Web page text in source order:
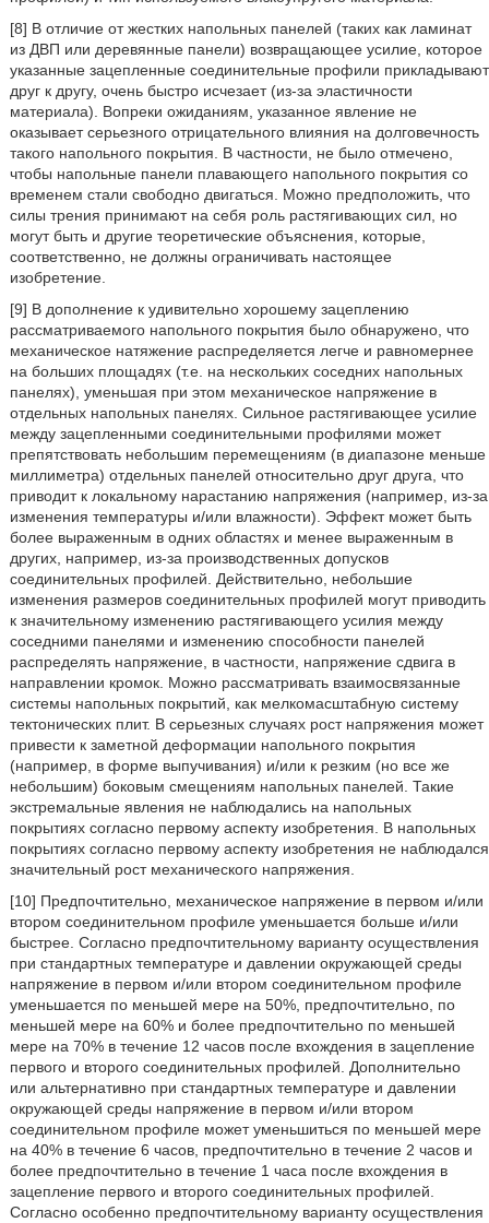
[8] В отличие от жестких напольных панелей (таких как ламинат
из ДВП или деревянные панели) возвращающее усилие, которое
указанные зацепленные соединительные профили прикладывают
друг к другу, очень быстро исчезает (из-за эластичности
материала). Вопреки ожиданиям, указанное явление не
оказывает серьезного отрицательного влияния на долговечность
такого напольного покрытия. В частности, не было отмечено,
чтобы напольные панели плавающего напольного покрытия со
временем стали свободно двигаться. Можно предположить, что
силы трения принимают на себя роль растягивающих сил, но
могут быть и другие теоретические объяснения, которые,
соответственно, не должны ограничивать настоящее
изобретение.
[9] В дополнение к удивительно хорошему зацеплению
рассматриваемого напольного покрытия было обнаружено, что
механическое натяжение распределяется легче и равномернее
на больших площадях (т.е. на нескольких соседних напольных
панелях), уменьшая при этом механическое напряжение в
отдельных напольных панелях. Сильное растягивающее усилие
между зацепленными соединительными профилями может
препятствовать небольшим перемещениям (в диапазоне меньше
миллиметра) отдельных панелей относительно друг друга, что
приводит к локальному нарастанию напряжения (например, из-за
изменения температуры и/или влажности). Эффект может быть
более выраженным в одних областях и менее выраженным в
других, например, из-за производственных допусков
соединительных профилей. Действительно, небольшие
изменения размеров соединительных профилей могут приводить
к значительному изменению растягивающего усилия между
соседними панелями и изменению способности панелей
распределять напряжение, в частности, напряжение сдвига в
направлении кромок. Можно рассматривать взаимосвязанные
системы напольных покрытий, как мелкомасштабную систему
тектонических плит. В серьезных случаях рост напряжения может
привести к заметной деформации напольного покрытия
(например, в форме выпучивания) и/или к резким (но все же
небольшим) боковым смещениям напольных панелей. Такие
экстремальные явления не наблюдались на напольных
покрытиях согласно первому аспекту изобретения. В напольных
покрытиях согласно первому аспекту изобретения не наблюдался
значительный рост механического напряжения.
[10] Предпочтительно, механическое напряжение в первом и/или
втором соединительном профиле уменьшается больше и/или
быстрее. Согласно предпочтительному варианту осуществления
при стандартных температуре и давлении окружающей среды
напряжение в первом и/или втором соединительном профиле
уменьшается по меньшей мере на 50%, предпочтительно, по
меньшей мере на 60% и более предпочтительно по меньшей
мере на 70% в течение 12 часов после вхождения в зацепление
первого и второго соединительных профилей. Дополнительно
или альтернативно при стандартных температуре и давлении
окружающей среды напряжение в первом и/или втором
соединительном профиле может уменьшиться по меньшей мере
на 40% в течение 6 часов, предпочтительно в течение 2 часов и
более предпочтительно в течение 1 часа после вхождения в
зацепление первого и второго соединительных профилей.
Согласно особенно предпочтительному варианту осуществления